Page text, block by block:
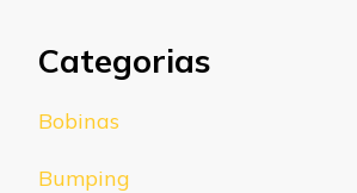
Categorias
Bobinas
Bumping